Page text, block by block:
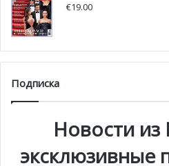
€19.00
Подписка
Новости
эксклюзивные